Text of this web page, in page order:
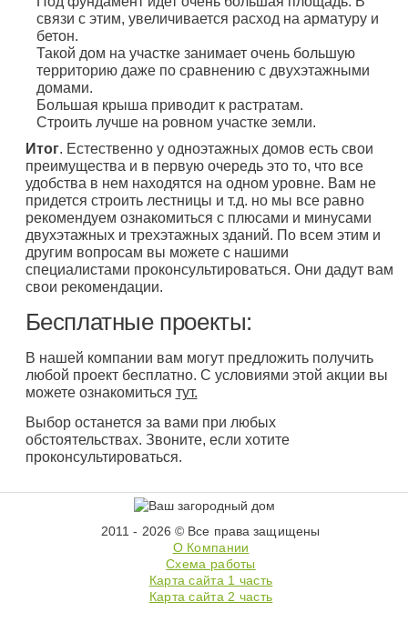
связи с этим, увеличивается расход на арматуру и
бетон.
Такой дом на участке занимает очень большую
территорию даже по сравнению с двухэтажными
домами.
Большая крыша приводит к растратам.
Строить лучше на ровном участке земли.
Итог. Естественно у одноэтажных домов есть свои
преимущества и в первую очередь это то, что все
удобства в нем находятся на одном уровне. Вам не
придется строить лестницы и т.д. но мы все равно
рекомендуем ознакомиться с плюсами и минусами
двухэтажных и трехэтажных зданий. По всем этим и
другим вопросам вы можете с нашими
специалистами проконсультироваться. Они дадут вам
свои рекомендации.
Бесплатные проекты:
В нашей компании вам могут предложить получить
любой проект бесплатно. С условиями этой акции вы
можете ознакомиться тут.
Выбор останется за вами при любых
обстоятельствах. Звоните, если хотите
проконсультироваться.
2011 - 2026 © Все права защищены
О Компании
Схема работы
Карта сайта 1 часть
Карта сайта 2 часть